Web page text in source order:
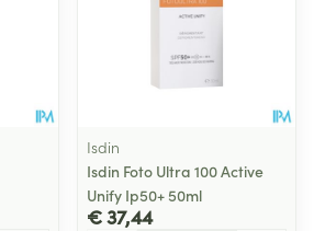
Isdin
Isdin Foto Ultra 100 Active
Unify Ip50+ 50ml
€ 37,44